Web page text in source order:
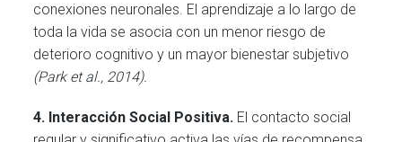
conexiones neuronales. El aprendizaje a lo largo de
toda la vida se asocia con un menor riesgo de
deterioro cognitivo y un mayor bienestar subjetivo
(Park et al., 2014).
4. Interacción Social Positiva. El contacto social